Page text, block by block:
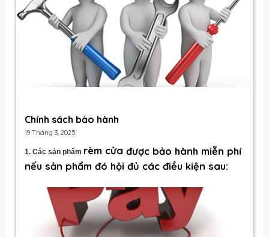
Chính sách bảo hành
19 Tháng 3, 2025
1. Các sản phẩm rèm cửa được bảo hành miễn phí
nếu sản phẩm đó hội đủ các điều kiện sau: